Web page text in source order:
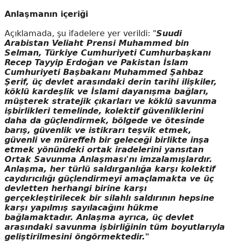
Anlaşmanın içeriği
Açıklamada, şu ifadelere yer verildi: "Suudi
Arabistan Veliaht Prensi Muhammed bin
Selman, Türkiye Cumhuriyeti Cumhurbaşkanı
Recep Tayyip Erdoğan ve Pakistan İslam
Cumhuriyeti Başbakanı Muhammed Şahbaz
Şerif, üç devlet arasındaki derin tarihi ilişkiler,
köklü kardeşlik ve İslami dayanışma bağları,
müşterek stratejik çıkarları ve köklü savunma
işbirlikleri temelinde, kolektif güvenliklerini
daha da güçlendirmek, bölgede ve ötesinde
barış, güvenlik ve istikrarı teşvik etmek,
güvenli ve müreffeh bir geleceği birlikte inşa
etmek yönündeki ortak iradelerini yansıtan
Ortak Savunma Anlaşması'nı imzalamışlardır.
Anlaşma, her türlü saldırganlığa karşı kolektif
caydırıcılığı güçlendirmeyi amaçlamakta ve üç
devletten herhangi birine karşı
gerçekleştirilecek bir silahlı saldırının hepsine
karşı yapılmış sayılacağını hükme
bağlamaktadır. Anlaşma ayrıca, üç devlet
arasındaki savunma işbirliğinin tüm boyutlarıyla
geliştirilmesini öngörmektedir."